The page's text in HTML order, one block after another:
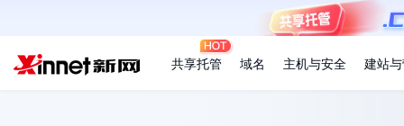
共享托管 域名 主机与安全 建站